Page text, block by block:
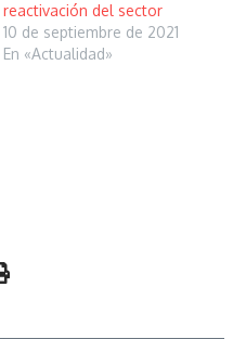
reactivación del sector
10 de septiembre de 2021
En «Actualidad»